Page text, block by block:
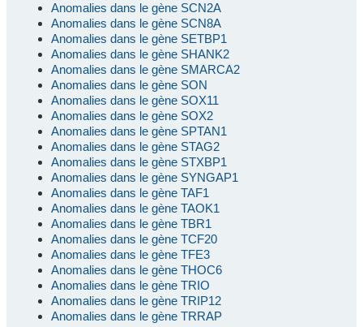
Anomalies dans le gène SCN2A
Anomalies dans le gène SCN8A
Anomalies dans le gène SETBP1
Anomalies dans le gène SHANK2
Anomalies dans le gène SMARCA2
Anomalies dans le gène SON
Anomalies dans le gène SOX11
Anomalies dans le gène SOX2
Anomalies dans le gène SPTAN1
Anomalies dans le gène STAG2
Anomalies dans le gène STXBP1
Anomalies dans le gène SYNGAP1
Anomalies dans le gène TAF1
Anomalies dans le gène TAOK1
Anomalies dans le gène TBR1
Anomalies dans le gène TCF20
Anomalies dans le gène TFE3
Anomalies dans le gène THOC6
Anomalies dans le gène TRIO
Anomalies dans le gène TRIP12
Anomalies dans le gène TRRAP